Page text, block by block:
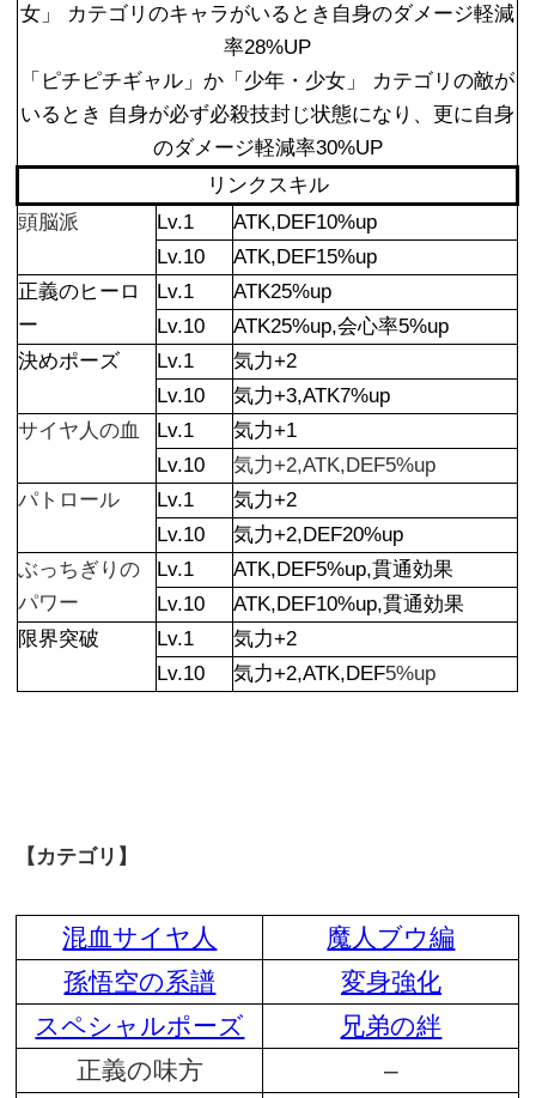
女」 カテゴリのキャラがいるとき自身のダメージ軽減
率28%UP
「ピチピチギャル」か「少年・少女」 カテゴリの敵が
いるとき 自身が必ず必殺技封じ状態になり、更に自身
のダメージ軽減率30%UP
リンクスキル
頭脳派
Lv.1
ATK,DEF10%up
Lv.10
ATK,DEF15%up
正義のヒーロ
ー
Lv.1
ATK25%up
Lv.10
ATK25%up,会心率5%up
決めポーズ
Lv.1
気力+2
Lv.10
気力+3,ATK7%up
サイヤ人の血
Lv.1
気力+1
Lv.10
気力+2,ATK,DEF5%up
パトロール
Lv.1
気力+2
Lv.10
気力+2,DEF20%up
ぶっちぎりの
パワー
Lv.1
ATK,DEF5%up,貫通効果
Lv.10
ATK,DEF10%up,貫通効果
限界突破
Lv.1
気力+2
Lv.10
気力+2,ATK,DEF5%up
【カテゴリ】
混血サイヤ人
魔人ブウ編
孫悟空の系譜
変身強化
スペシャルポーズ
兄弟の絆
正義の味方
–